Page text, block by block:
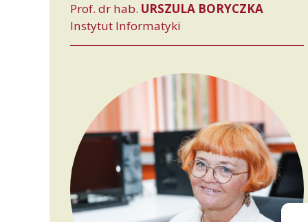
Prof. dr hab. URSZULA BORYCZKA
Instytut Informatyki